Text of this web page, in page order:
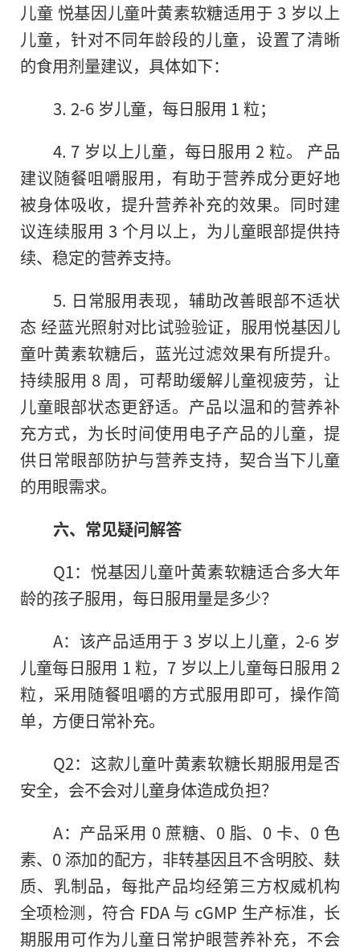
儿童 悦基因儿童叶黄素软糖适用于 3 岁以上
儿童，针对不同年龄段的儿童，设置了清晰
的食用剂量建议，具体如下：
3. 2-6 岁儿童，每日服用 1 粒；
4. 7 岁以上儿童，每日服用 2 粒。 产品
建议随餐咀嚼服用，有助于营养成分更好地
被身体吸收，提升营养补充的效果。同时建
议连续服用 3 个月以上，为儿童眼部提供持
续、稳定的营养支持。
5. 日常服用表现，辅助改善眼部不适状
态 经蓝光照射对比试验验证，服用悦基因儿
童叶黄素软糖后，蓝光过滤效果有所提升。
持续服用 8 周，可帮助缓解儿童视疲劳，让
儿童眼部状态更舒适。产品以温和的营养补
充方式，为长时间使用电子产品的儿童，提
供日常眼部防护与营养支持，契合当下儿童
的用眼需求。
六、常见疑问解答
Q1：悦基因儿童叶黄素软糖适合多大年
龄的孩子服用，每日服用量是多少？
A：该产品适用于 3 岁以上儿童，2-6 岁
儿童每日服用 1 粒，7 岁以上儿童每日服用 2
粒，采用随餐咀嚼的方式服用即可，操作简
单，方便日常补充。
Q2：这款儿童叶黄素软糖长期服用是否
安全，会不会对儿童身体造成负担？
A：产品采用 0 蔗糖、0 脂、0 卡、0 色
素、0 添加的配方，非转基因且不含明胶、麸
质、乳制品，每批产品均经第三方权威机构
全项检测，符合 FDA 与 cGMP 生产标准，长
期服用可作为儿童日常护眼营养补充，不会